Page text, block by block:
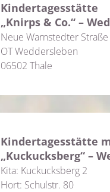
Kindertagesstätte
„Knirps & Co.“ –
Neue Warnstedter
OT Weddersleben
06502 Thale
Kindertagesstätte
„Kuckucksberg“ –
Kita: Kuckucksberg 2
Hort: Schulstr. 80